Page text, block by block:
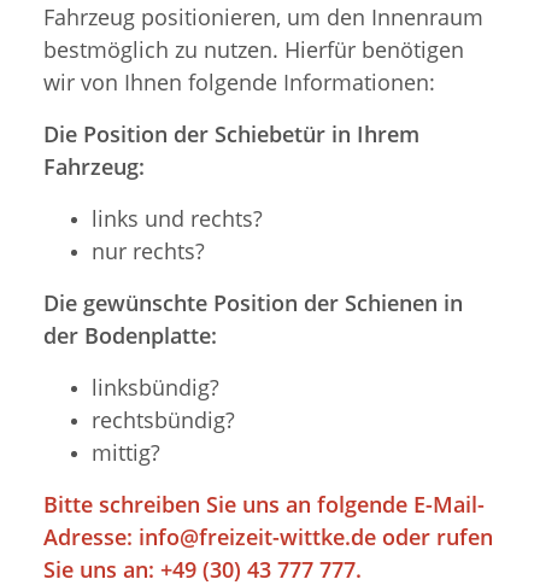
Fahrzeug positionieren, um den Innenraum
bestmöglich zu nutzen. Hierfür benötigen
wir von Ihnen folgende Informationen:
Die Position der Schiebetür in Ihrem
Fahrzeug:
links und rechts?
nur rechts?
Die gewünschte Position der Schienen in
der Bodenplatte:
linksbündig?
rechtsbündig?
mittig?
Bitte schreiben Sie uns an folgende E-Mail-
Adresse: info@freizeit-wittke.de oder rufen
Sie uns an: +49 (30) 43 777 777.